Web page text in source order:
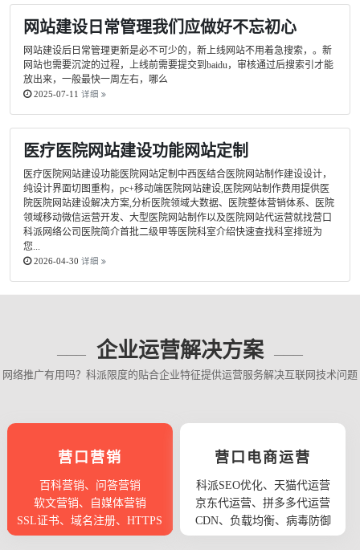
网站建设日常管理我们应做好不忘初心
网站建设后日常管理更新是必不可少的，新上线网站不用着急搜索，。新
网站也需要沉淀的过程，上线前需要提交到baidu，审核通过后搜索引才能
放出来，一般最快一周左右，哪么
2025-07-11 详细
医疗医院网站建设功能网站定制
医疗医院网站建设功能医院网站定制中西医结合医院网站制作建设设计，
纯设计界面切图重构，pc+移动端医院网站建设,医院网站制作费用提供医
院医院网站建设解决方案,分析医院领域大数据、医院整体营销体系、医院
领域移动微信运营开发、大型医院网站制作以及医院网站代运营就找营口
科派网络公司医院简介首批二级甲等医院科室介绍快速查找科室排班为
您...
2026-04-30 详细
企业运营解决方案
网络推广有用吗？科派限度的贴合企业特征提供运营服务解决互联网技术问题
营口营销
百科营销、问答营销
软文营销、自媒体营销
SSL证书、域名注册、HTTPS
营口电商运营
科派SEO优化、天猫代运营
京东代运营、拼多多代运营
CDN、负载均衡、病毒防御